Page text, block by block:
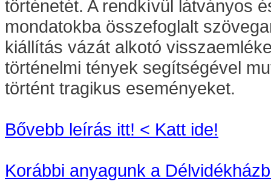
történetét. A rendkívül látványos
mondatokba összefoglalt
kiállítás vázát alkotó
történelmi tények segítségével
történt tragikus eseményeket.
Bővebb leírás itt! < Katt ide!
Korábbi anyagunk a